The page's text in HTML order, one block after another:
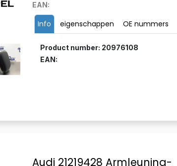
EAN:
Info eigenschappen OE nummers
Product number: 20976108
EAN:
Audi 21219428 Armleuning-